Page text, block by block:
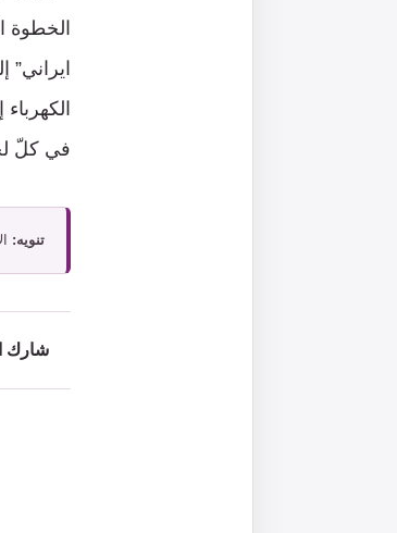
الخطوة
ايراني”
في كلّ
تنويه:
شارك